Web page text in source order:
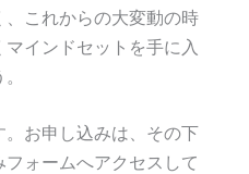
これからの大変動の時
インドセットを手に入
お申し込みは、その下
ォームへアクセスして